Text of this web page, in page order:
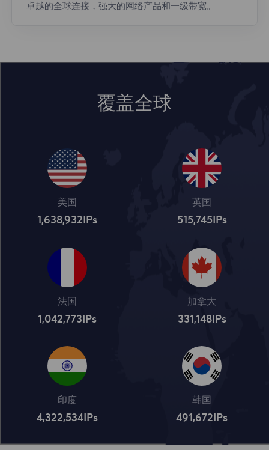
卓越的全球连接，强大的网络产品和一级带宽。
覆盖全球
美国
1,638,932 IPs
英国
515,745IPs
法国
1,042,773 IPs
加拿大
331,148IPs
印度
4,322,534 IPs
韩国
491,672 IPs